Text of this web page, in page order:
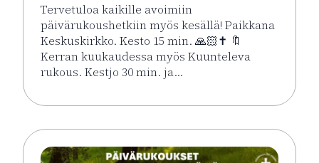
Tervetuloa kaikille avoimiin
päivärukoushetkiin myös kesällä! Paikkana
Keskuskirkko. Kesto 15 min. 🙏🏻✝️ 🔖
Kerran kuukaudessa myös Kuunteleva
rukous. Kestjo 30 min. ja…
Lue lisää tapahtumasta Kesän rukoushetket